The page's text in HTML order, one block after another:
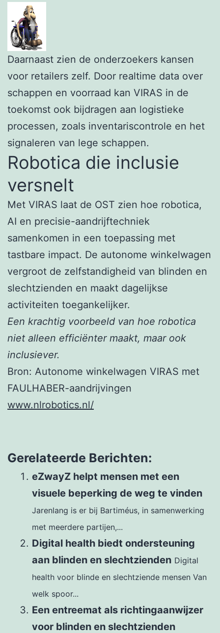
Daarnaast zien de onderzoekers kansen
voor retailers zelf. Door realtime data over
schappen en voorraad kan VIRAS in de
toekomst ook bijdragen aan logistieke
processen, zoals inventariscontrole en het
signaleren van lege schappen.
Robotica die inclusie
versnelt
Met VIRAS laat de OST zien hoe robotica,
AI en precisie-aandrijftechniek
samenkomen in een toepassing met
tastbare impact. De autonome winkelwagen
vergroot de zelfstandigheid van blinden en
slechtzienden en maakt dagelijkse
activiteiten toegankelijker.
Een krachtig voorbeeld van hoe robotica
niet alleen efficiënter maakt, maar ook
inclusiever.
Bron: Autonome winkelwagen VIRAS met
FAULHABER-aandrijvingen
www.nlrobotics.nl/
Gerelateerde Berichten:
eZwayZ helpt mensen met een
visuele beperking de weg te vinden
Jarenlang is er bij Bartiméus, in samenwerking
met meerdere partijen,...
Digital health biedt ondersteuning
aan blinden en slechtzienden Digital
health voor blinde en slechtziende mensen Van
welk spoor...
Een entreemat als richtingaanwijzer
voor blinden en slechtzienden